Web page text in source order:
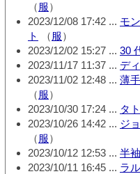
（ 服）
2023/12/08 17:42 ... モ
ト
（ 服）
2023/12/02 15:27 ... 30
2023/11/17 11:37 ... デ
2023/11/02 12:48 ... 薄
（ 服）
2023/10/30 17:24 ... タ
2023/10/26 14:42 ... ジ
（ 服）
2023/10/12 12:53 ... 半
2023/10/11 16:45 ... ラ